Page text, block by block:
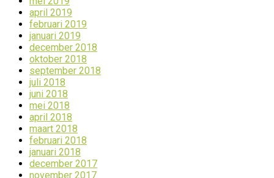
april 2019
februari 2019
januari 2019
december 2018
oktober 2018
september 2018
juli 2018
juni 2018
mei 2018
april 2018
maart 2018
februari 2018
januari 2018
december 2017
november 2017